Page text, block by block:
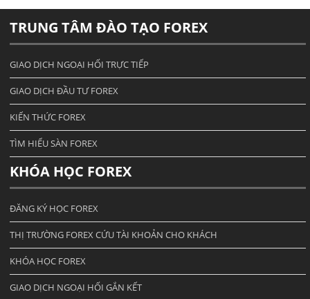
TRUNG TÂM ĐÀO TẠO FOREX
GIAO DỊCH NGOẠI HỐI TRỰC TIẾP
GIAO DỊCH ĐẦU TƯ FOREX
KIẾN THỨC FOREX
TÌM HIỂU SÀN FOREX
KHÓA HỌC FOREX
ĐĂNG KÝ HỌC FOREX
THỊ TRƯỜNG FOREX CỨU TÀI KHOẢN CHO KHÁCH
KHÓA HỌC FOREX
GIAO DỊCH NGOẠI HỐI GẮN KẾT